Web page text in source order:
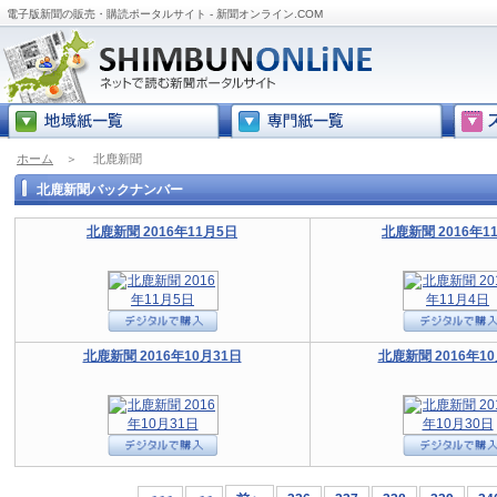
電子版新聞の販売・購読ポータルサイト - 新聞オンライン.COM
ホーム ＞ 北鹿新聞
北鹿新聞バックナンバー
北鹿新聞 2016年11月5日 北鹿新聞 2016年
北鹿新聞 2016年10月31日 北鹿新聞 2016年